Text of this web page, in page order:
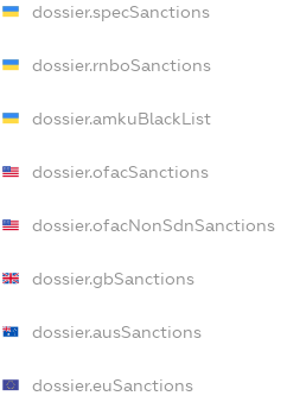
dossier.specSanctions
dossier.rnboSanctions
dossier.amkuBlackList
dossier.ofacSanctions
dossier.ofacNonSdnSanctions
dossier.gbSanctions
dossier.ausSanctions
dossier.euSanctions